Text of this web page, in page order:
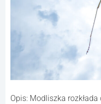
Opis: Modliszka